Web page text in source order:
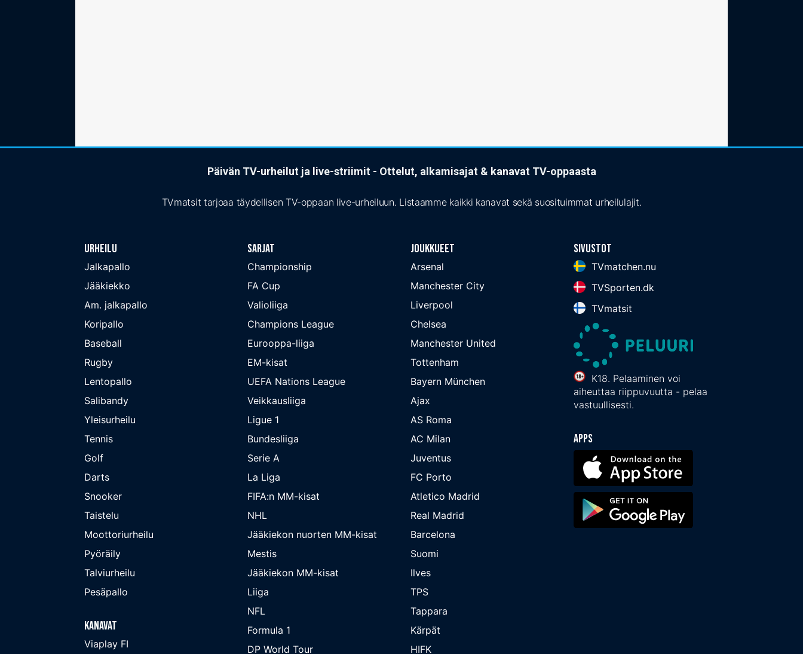
Päivän TV-urheilut ja live-striimit - Ottelut, alkamisajat & kanavat TV-oppaasta
TVmatsit tarjoaa täydellisen TV-oppaan live-urheiluun. Listaamme kaikki kanavat sekä suosituimmat urheilulajit.
Urheilu
Jalkapallo
Jääkiekko
Am. jalkapallo
Koripallo
Baseball
Rugby
Lentopallo
Salibandy
Yleisurheilu
Tennis
Golf
Darts
Snooker
Taistelu
Moottoriurheilu
Pyöräily
Talviurheilu
Pesäpallo
Kanavat
Viaplay FI
Sarjat
Championship
FA Cup
Valioliiga
Champions League
Eurooppa-liiga
EM-kisat
UEFA Nations League
Veikkausliiga
Ligue 1
Bundesliiga
Serie A
La Liga
FIFA:n MM-kisat
NHL
Jääkiekon nuorten MM-kisat
Mestis
Jääkiekon MM-kisat
Liiga
NFL
Formula 1
DP World Tour
Joukkueet
Arsenal
Manchester City
Liverpool
Chelsea
Manchester United
Tottenham
Bayern München
Ajax
AS Roma
AC Milan
Juventus
FC Porto
Atletico Madrid
Real Madrid
Barcelona
Suomi
Ilves
TPS
Tappara
Kärpät
HIFK
Sivustot
TVmatchen.nu
TVSporten.dk
TVmatsit
K18. Pelaaminen voi
aiheuttaa riippuvuutta - pelaa
vastuullisesti.
Apps